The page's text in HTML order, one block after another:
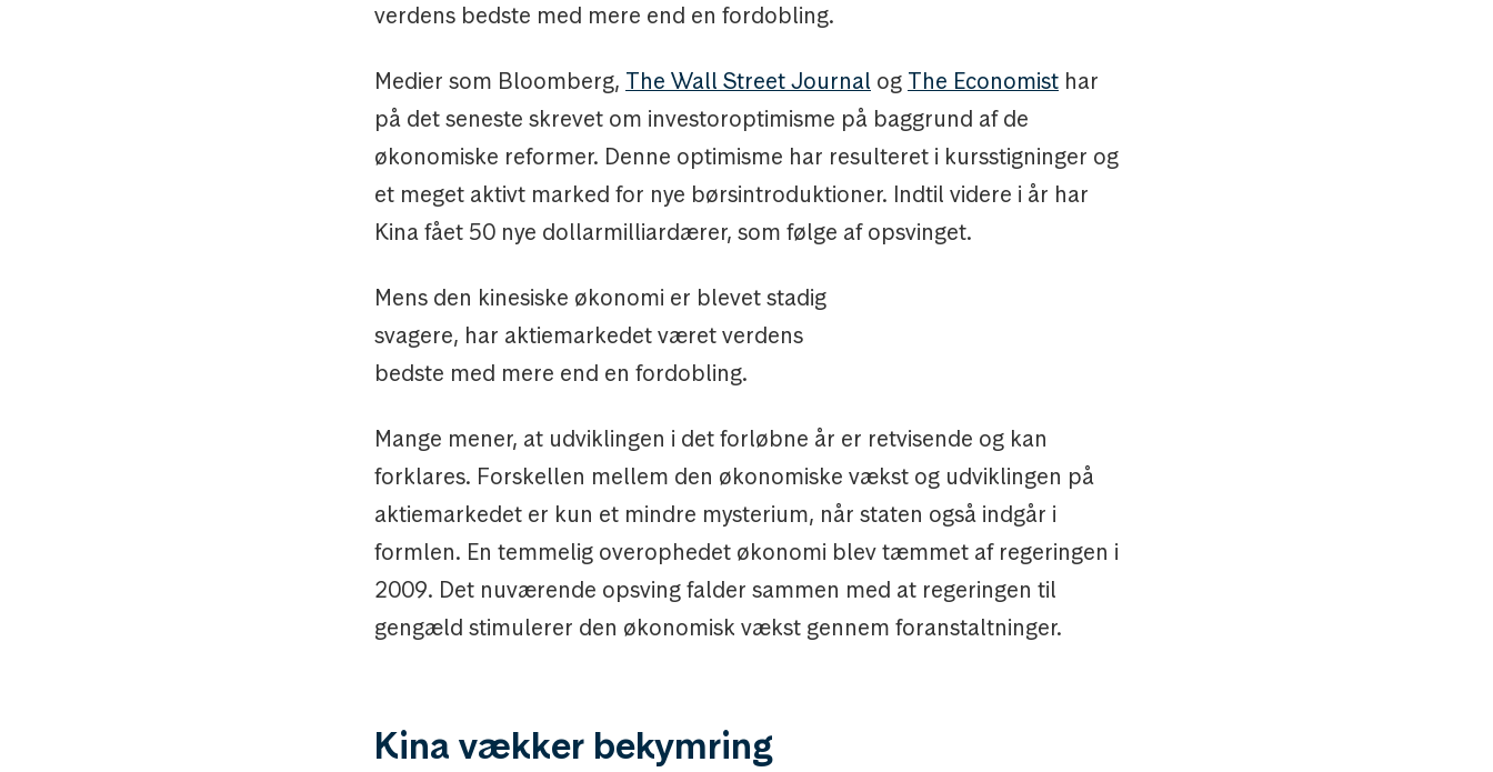
verdens bedste med mere end en fordobling.
Medier som Bloomberg, The Wall Street Journal og The Economist har
på det seneste skrevet om investoroptimisme på baggrund af de
økonomiske reformer. Denne optimisme har resulteret i kursstigninger og
et meget aktivt marked for nye børsintroduktioner. Indtil videre i år har
Kina fået 50 nye dollarmilliardærer, som følge af opsvinget.
Mens den kinesiske økonomi er blevet stadig
svagere, har aktiemarkedet været verdens
bedste med mere end en fordobling.
Mange mener, at udviklingen i det forløbne år er retvisende og kan
forklares. Forskellen mellem den økonomiske vækst og udviklingen på
aktiemarkedet er kun et mindre mysterium, når staten også indgår i
formlen. En temmelig overophedet økonomi blev tæmmet af regeringen i
2009. Det nuværende opsving falder sammen med at regeringen til
gengæld stimulerer den økonomisk vækst gennem foranstaltninger.
Kina vækker bekymring